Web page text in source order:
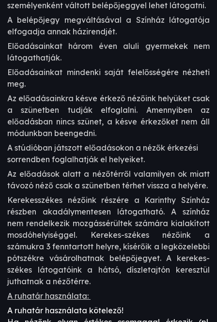
személyenként váltott belépőjeggyel lehet látogatni.
A belépőjegy megváltásával a Színház látogatója
elfogadja annak házirendjét.
Előadásainkat három éven aluli gyermekek nem
látogathatják.
Előadásainkat mindenki saját felelősségére nézheti
meg.
Az előadásainkra késve érkező nézőink helyüket csak
a szünetben tudják elfoglalni. Amennyiben az
előadásban nincs szünet, a késve érkezőket nem áll
módunkban beengedni.
A stúdióban játszott előadásokon a nézők érkezési
sorrendben foglalhatják el helyeiket.
Az előadások alatt a nézőtérről valamilyen ok miatt
távozó néző csak a szünetben térhet vissza a helyére.
Kerekesszékes nézőink részére a Karinthy Színház
részben akadálymentesen látogatható. A színház
nem rendelkezik mozgássérültek számára kialakított
mosdóhelyiséggel. Kerekes-székes nézőink a
számukra 3 fenntartott helyre, kísérőik a legközelebbi
pótszékre vásárolhatnak belépőjegyet. A kerekes-
székes látogatóink a hátsó, díszletajtón keresztül
juthatnak a nézőtérre.
A ruhatár használata:
A ruhatár használata kötelező!